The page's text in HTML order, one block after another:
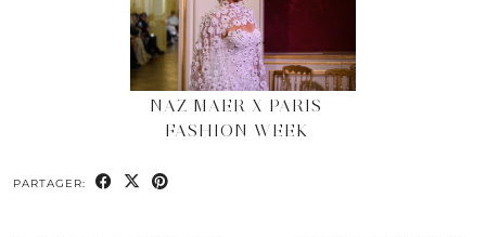
NAZ MAER X PARIS
FASHION WEEK
PARTAGER: